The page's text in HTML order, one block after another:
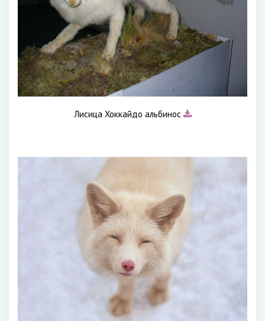
Лисица Хоккайдо альбинос